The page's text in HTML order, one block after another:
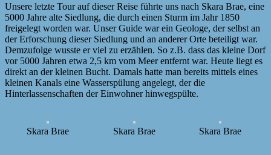
Unsere letzte Tour auf dieser Reise führte uns nach Skara Brae, eine
5000 Jahre alte Siedlung, die durch einen Sturm im Jahr 1850
freigelegt worden war. Unser Guide war ein Geologe, der selbst an
der Erforschung dieser Siedlung und an anderer Orte beteiligt war.
Demzufolge wusste er viel zu erzählen. So z.B. dass das kleine Dorf
vor 5000 Jahren etwa 2,5 km vom Meer entfernt war. Heute liegt es
direkt an der kleinen Bucht. Damals hatte man bereits mittels eines
kleinen Kanals eine Wasserspülung angelegt, der die
Hinterlassenschaften der Einwohner hinwegspülte.
Skara Brae Skara Brae Skara Brae